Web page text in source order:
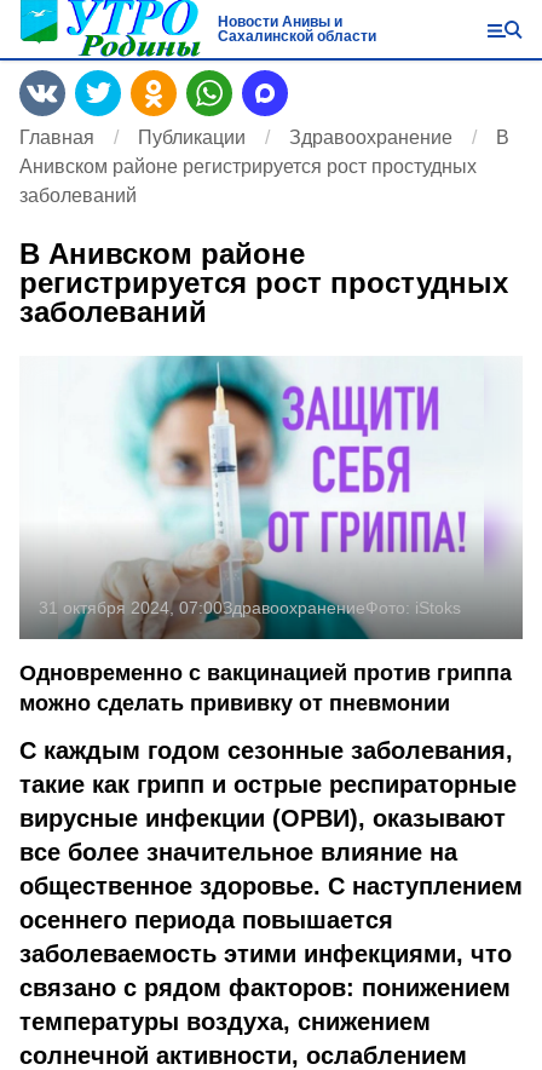
Новости Анивы и
Сахалинской области
Главная Публикации Здравоохранение
В
Анивском районе регистрируется рост простудных
заболеваний
В Анивском районе
регистрируется рост простудных
заболеваний
31 октября 2024, 07:00ЗдравоохранениеФото: iStoks
Одновременно с вакцинацией против гриппа
можно сделать прививку от пневмонии
С каждым годом сезонные заболевания,
такие как грипп и острые респираторные
вирусные инфекции (ОРВИ), оказывают
все более значительное влияние на
общественное здоровье. С наступлением
осеннего периода повышается
заболеваемость этими инфекциями, что
связано с рядом факторов: понижением
температуры воздуха, снижением
солнечной активности, ослаблением